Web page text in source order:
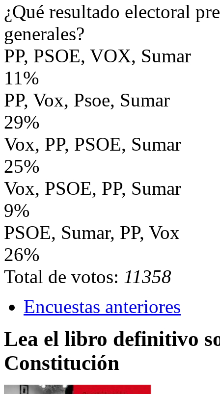
¿Qué resultado electoral
generales?
PP, PSOE, VOX, Sumar
11%
PP, Vox, Psoe, Sumar
29%
Vox, PP, PSOE, Sumar
25%
Vox, PSOE, PP, Sumar
9%
PSOE, Sumar, PP, Vox
26%
Total de votos: 11358
Encuestas anteriores
Lea el libro definitivo
Constitución